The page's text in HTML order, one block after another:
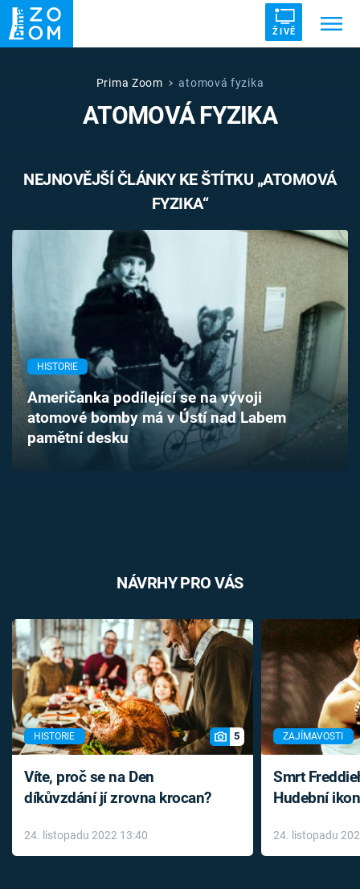
ŽIVĚ
ZRÁDCI UFO DRUHÁ SVĚTOVÁ VÁLKA
VETŘELCI DÁVNOVĚKU
Pořady
TV Program
Časopis
Sledujte prima+
Prima Zoom atomová fyzika
ATOMOVÁ FYZIKA
NEJNOVĚJŠÍ ČLÁNKY KE ŠTÍTKU „ATOMOVÁ
FYZIKA“
HISTORIE
Američanka podílející se na vývoji
atomové bomby má v Ústí nad Labem
pamětní desku
NÁVRHY PRO VÁS
HISTORIE 5
Víte, proč se na Den
díkůvzdání jí zrovna krocan?
24. listopadu 2022 13:40
ZAJÍMAVOSTI
Smrt
Hudební
léky
24. listopadu